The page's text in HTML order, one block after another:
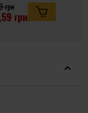
грн
грн